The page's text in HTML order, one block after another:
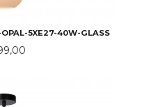
5XE27-40W-GLASS